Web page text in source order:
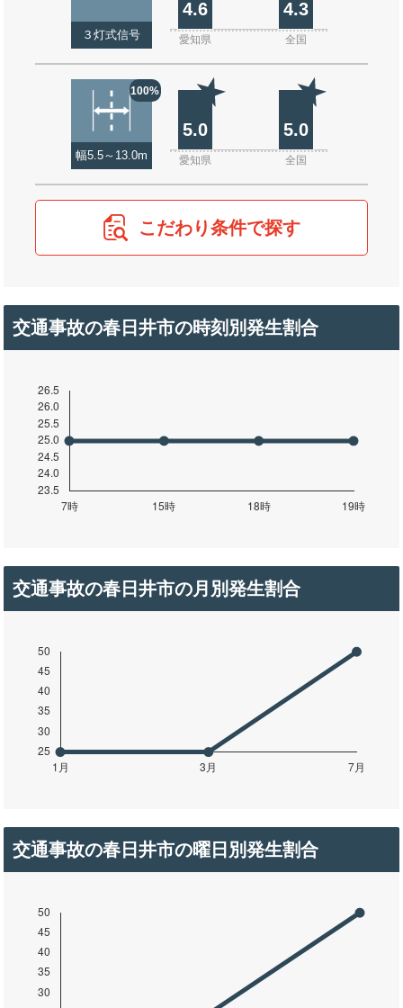
３灯式信号
4.6 4.3
愛知県 全国
100%
幅5.5～13.0m
5.0 5.0
愛知県 全国
こだわり条件で探す
交通事故の春日井市の時刻別発生割合
交通事故の春日井市の月別発生割合
交通事故の春日井市の曜日別発生割合